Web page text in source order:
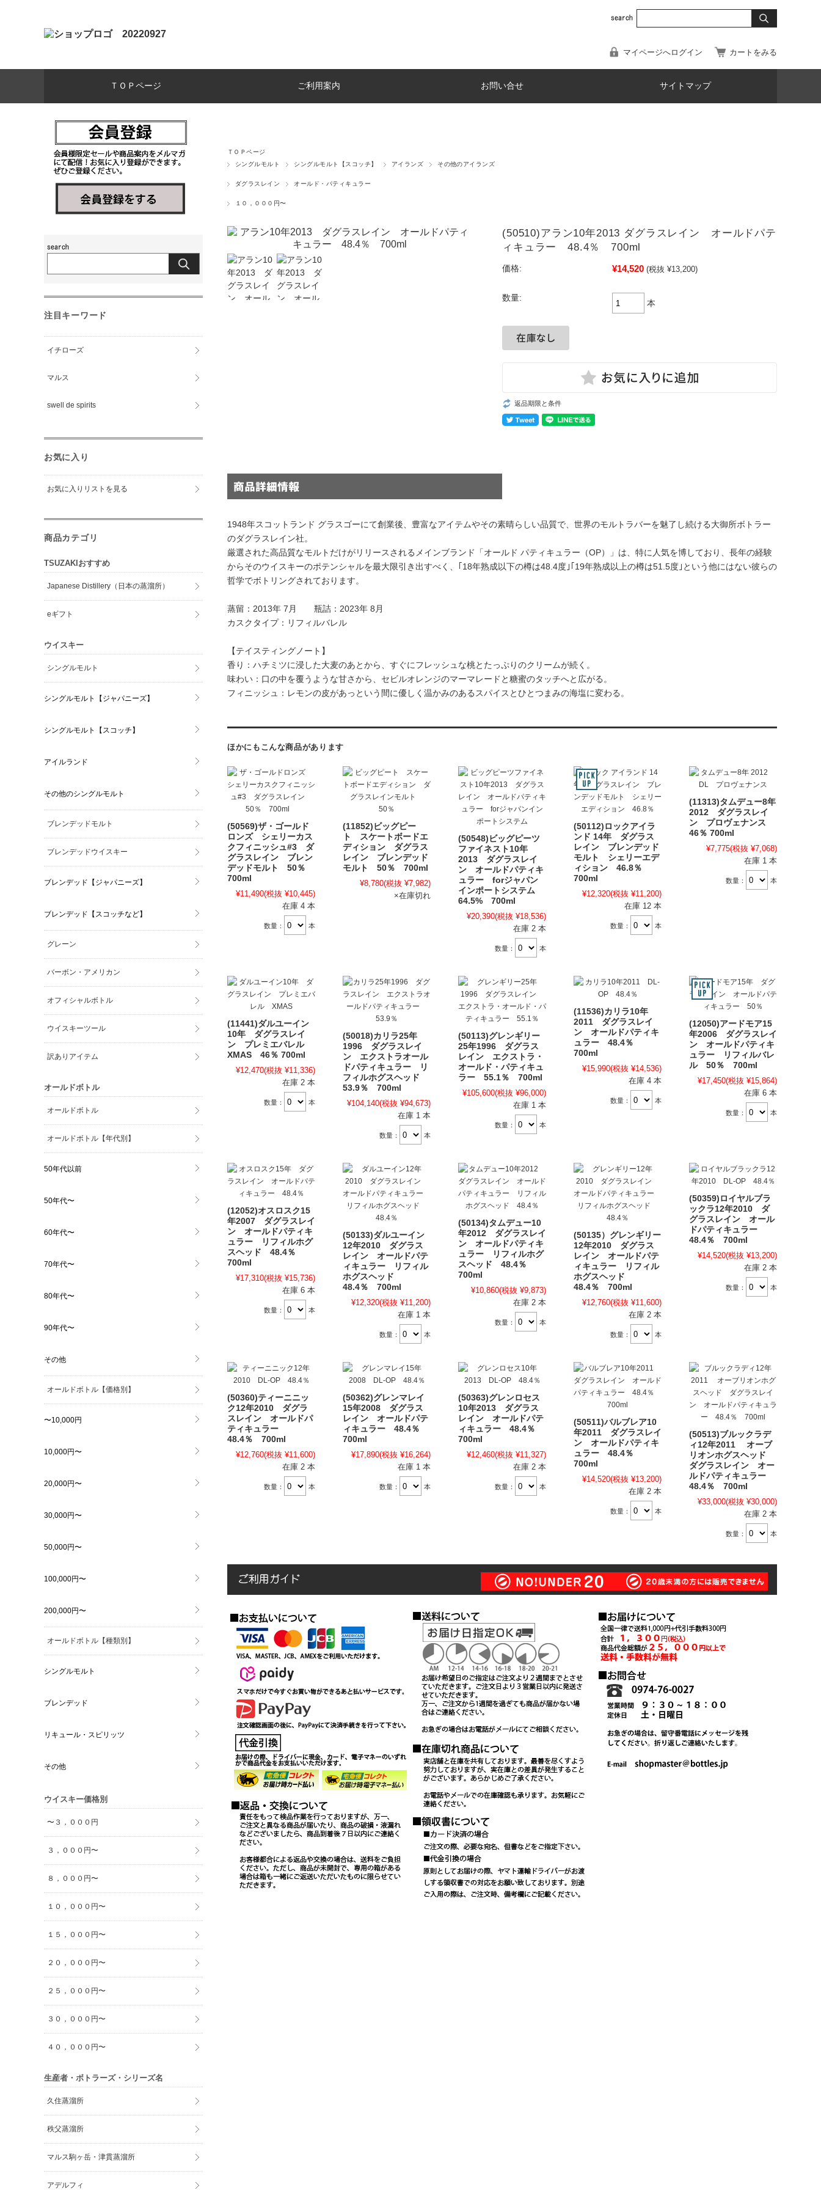
マイページへログイン カートをみる
ＴＯＰページ ご利用案内 お問い合せ サイトマップ
ＴＯＰページ
シングルモルト
シングルモルト【スコッチ】 アイランズ その他のアイランズ
ダグラスレイン オールド・パティキュラー
１０，０００円〜
(50510)アラン10年2013 ダグラスレイン オールドパテ
ィキュラー 48.4％ 700ml
価格: ¥14,520 (税抜 ¥13,200)
数量:
本
返品期限と条件
1948年スコットランド グラスゴーにて創業後、豊富なアイテムやその素晴らしい品質で、世界のモルトラバーを魅了し続ける大御所ボトラー
のダグラスレイン社。
厳選された高品質なモルトだけがリリースされるメインブランド「オールド パティキュラー（OP）」は、特に人気を博しており、長年の経験
からそのウイスキーのポテンシャルを最大限引き出すべく、｢18年熟成以下の樽は48.4度｣｢19年熟成以上の樽は51.5度｣という他にはない彼らの
哲学でボトリングされております。
蒸留：2013年 7月 瓶詰：2023年 8月
カスクタイプ：リフィルバレル
【テイスティングノート】
香り：ハチミツに浸した大麦のあとから、すぐにフレッシュな桃とたっぷりのクリームが続く。
味わい：口の中を覆うような甘さから、セビルオレンジのマーマレードと糖蜜のタッチへと広がる。
フィニッシュ：レモンの皮があっという間に優しく温かみのあるスパイスとひとつまみの海塩に変わる。
ほかにもこんな商品があります
(50569)ザ・ゴールド
ロンズ シェリーカス
クフィニッシュ#3 ダ
グラスレイン ブレン
デッドモルト 50％
700ml
¥11,490(税抜 ¥10,445)
在庫 4 本
数量： 本
(11852)ビッグピー
ト スケートボードエ
ディション ダグラス
レイン ブレンデッド
モルト 50％ 700ml
¥8,780(税抜 ¥7,982)
×在庫切れ
(50548)ビッグピーツ
ファイネスト10年
2013 ダグラスレイ
ン オールドパティキ
ュラー forジャパン
インポートシステム
64.5% 700ml
¥20,390(税抜 ¥18,536)
在庫 2 本
数量： 本
(50112)ロックアイラ
ンド 14年 ダグラス
レイン ブレンデッド
モルト シェリーエデ
ィション 46.8％
700ml
¥12,320(税抜 ¥11,200)
在庫 12 本
数量： 本
(11313)タムデュー8年
2012 ダグラスレイ
ン プロヴェナンス
46％ 700ml
¥7,775(税抜 ¥7,068)
在庫 1 本
数量： 本
(11441)ダルユーイン
10年 ダグラスレイ
ン プレミエバレル
XMAS 46％ 700ml
¥12,470(税抜 ¥11,336)
在庫 2 本
数量： 本
(50018)カリラ25年
1996 ダグラスレイ
ン エクストラオール
ドパティキュラー リ
フィルホグスヘッド
53.9％ 700ml
¥104,140(税抜 ¥94,673)
在庫 1 本
数量： 本
(50113)グレンギリー
25年1996 ダグラス
レイン エクストラ・
オールド・パティキュ
ラー 55.1％ 700ml
¥105,600(税抜 ¥96,000)
在庫 1 本
数量： 本
(11536)カリラ10年
2011 ダグラスレイ
ン オールドパティキ
ュラー 48.4％
700ml
¥15,990(税抜 ¥14,536)
在庫 4 本
数量： 本
(12050)アードモア15
年2006 ダグラスレイ
ン オールドパティキ
ュラー リフィルバレ
ル 50％ 700ml
¥17,450(税抜 ¥15,864)
在庫 6 本
数量： 本
(12052)オスロスク15
年2007 ダグラスレイ
ン オールドパティキ
ュラー リフィルホグ
スヘッド 48.4％
700ml
¥17,310(税抜 ¥15,736)
在庫 6 本
数量： 本
(50133)ダルユーイン
12年2010 ダグラス
レイン オールドパテ
ィキュラー リフィル
ホグスヘッド
48.4％ 700ml
¥12,320(税抜 ¥11,200)
在庫 1 本
数量： 本
(50134)タムデュー10
年2012 ダグラスレイ
ン オールドパティキ
ュラー リフィルホグ
スヘッド 48.4％
700ml
¥10,860(税抜 ¥9,873)
在庫 2 本
数量： 本
(50135）グレンギリー
12年2010 ダグラス
レイン オールドパテ
ィキュラー リフィル
ホグスヘッド
48.4％ 700ml
¥12,760(税抜 ¥11,600)
在庫 2 本
数量： 本
(50359)ロイヤルブラ
ックラ12年2010 ダ
グラスレイン オール
ドパティキュラー
48.4％ 700ml
¥14,520(税抜 ¥13,200)
在庫 2 本
数量： 本
(50360)ティーニニッ
ク12年2010 ダグラ
スレイン オールドパ
ティキュラー
48.4％ 700ml
¥12,760(税抜 ¥11,600)
在庫 2 本
数量： 本
(50362)グレンマレイ
15年2008 ダグラス
レイン オールドパテ
ィキュラー 48.4％
700ml
¥17,890(税抜 ¥16,264)
在庫 1 本
数量： 本
(50363)グレンロセス
10年2013 ダグラス
レイン オールドパテ
ィキュラー 48.4％
700ml
¥12,460(税抜 ¥11,327)
在庫 2 本
数量： 本
(50511)バルブレア10
年2011 ダグラスレイ
ン オールドパティキ
ュラー 48.4％
700ml
¥14,520(税抜 ¥13,200)
在庫 2 本
数量： 本
(50513)ブルックラデ
ィ12年2011 オーブ
リオンホグスヘッド
ダグラスレイン オー
ルドパティキュラー
48.4％ 700ml
¥33,000(税抜 ¥30,000)
在庫 2 本
数量： 本
注目キーワード
イチローズ
マルス
swell de spirits
お気に入り
お気に入りリストを見る
商品カテゴリ
TSUZAKIおすすめ
Japanese Distillery（日本の蒸溜所）
eギフト
ウイスキー
シングルモルト
シングルモルト【ジャパニーズ】
シングルモルト【スコッチ】
アイルランド
その他のシングルモルト
ブレンデッドモルト
ブレンデッドウイスキー
ブレンデッド【ジャパニーズ】
ブレンデッド【スコッチなど】
グレーン
バーボン・アメリカン
オフィシャルボトル
ウイスキーツール
訳ありアイテム
オールドボトル
オールドボトル
オールドボトル【年代別】
50年代以前
50年代〜
60年代〜
70年代〜
80年代〜
90年代〜
その他
オールドボトル【価格別】
〜10,000円
10,000円〜
20,000円〜
30,000円〜
50,000円〜
100,000円〜
200,000円〜
オールドボトル【種類別】
シングルモルト
ブレンデッド
リキュール・スピリッツ
その他
ウイスキー価格別
〜３，０００円
３，０００円〜
８，０００円〜
１０，０００円〜
１５，０００円〜
２０，０００円〜
２５，０００円〜
３０，０００円〜
４０，０００円〜
生産者・ボトラーズ・シリーズ名
久住蒸溜所
秩父蒸溜所
マルス駒ヶ岳・津貫蒸溜所
アデルフィ